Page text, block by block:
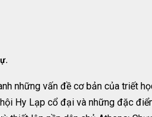
những vấn đề cơ bản của triết
Hy Lạp cổ đại và những đặc